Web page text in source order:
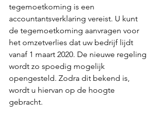
tegemoetkoming is een
accountantsverklaring vereist. U kunt
de tegemoetkoming aanvragen voor
het omzetverlies dat uw bedrijf lijdt
vanaf 1 maart 2020. De nieuwe regeling
wordt zo spoedig mogelijk
opengesteld. Zodra dit bekend is,
wordt u hiervan op de hoogte
gebracht.